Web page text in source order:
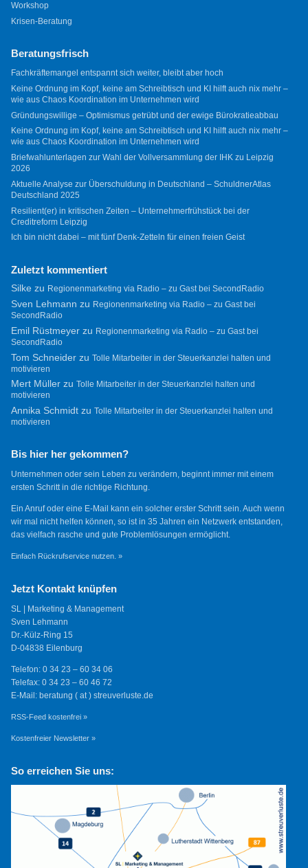
Workshop
Krisen-Beratung
Beratungsfrisch
Fachkräftemangel entspannt sich weiter, bleibt aber hoch
Keine Ordnung im Kopf, keine am Schreibtisch und KI hilft auch nix mehr –
wie aus Chaos Koordination im Unternehmen wird
Gründungswillige – Optimismus getrübt und der ewige Bürokratieabbau
Keine Ordnung im Kopf, keine am Schreibtisch und KI hilft auch nix mehr –
wie aus Chaos Koordination im Unternehmen wird
Briefwahlunterlagen zur Wahl der Vollversammlung der IHK zu Leipzig
2026
Aktuelle Analyse zur Überschuldung in Deutschland – SchuldnerAtlas
Deutschland 2025
Resilient(er) in kritischen Zeiten – Unternehmerfrühstück bei der
Creditreform Leipzig
Ich bin nicht dabei – mit fünf Denk-Zetteln für einen freien Geist
Zuletzt kommentiert
Silkezu Regionenmarketing via Radio – zu Gast bei SecondRadio
Sven Lehmann zu Regionenmarketing via Radio – zu Gast bei
SecondRadio
Emil Rüstmeyerzu Regionenmarketing via Radio – zu Gast bei
SecondRadio
Tom Schneiderzu Tolle Mitarbeiter in der Steuerkanzlei halten und
motivieren
Mert Müllerzu Tolle Mitarbeiter in der Steuerkanzlei halten und
motivieren
Annika Schmidtzu Tolle Mitarbeiter in der Steuerkanzlei halten und
motivieren
Bis hier her gekommen?
Unternehmen oder sein Leben zu verändern, beginnt immer mit einem
ersten Schritt in die richtige Richtung.
Ein Anruf oder eine E-Mail kann ein solcher erster Schritt sein. Auch wenn
wir mal nicht helfen können, so ist in 35 Jahren ein Netzwerk entstanden,
das vielfach rasche und gute Problemlösungen ermöglicht.
Einfach Rückrufservice nutzen. »
Jetzt Kontakt knüpfen
SL | Marketing & Management
Sven Lehmann
Dr.-Külz-Ring 15
D-04838 Eilenburg
Telefon: 0 34 23 – 60 34 06
Telefax: 0 34 23 – 60 46 72
E-Mail: beratung ( at ) streuverluste.de
RSS-Feed kostenfrei »
Kostenfreier Newsletter »
So erreichen Sie uns: